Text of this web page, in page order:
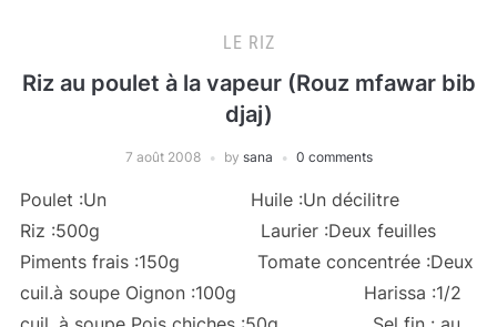
LE RIZ
Riz au poulet à la vapeur (Rouz mfawar bib
djaj)
7 août 2008 by sana 0 comments
Poulet :Un Huile :Un décilitre
Riz :500g Laurier :Deux feuilles
Piments frais :150g Tomate concentrée :Deux
cuil.à soupe Oignon :100g Harissa :1/2